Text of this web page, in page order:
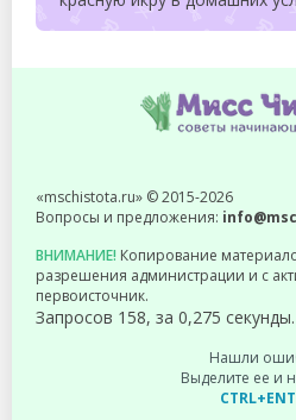
«mschistota.ru» © 2015-2026
Вопросы и предложения:
ВНИМАНИЕ! Копирование
разрешения администрации и с
первоисточник.
Запросов 158, за 0,275 секунды.
Нашли
Выделите ее и